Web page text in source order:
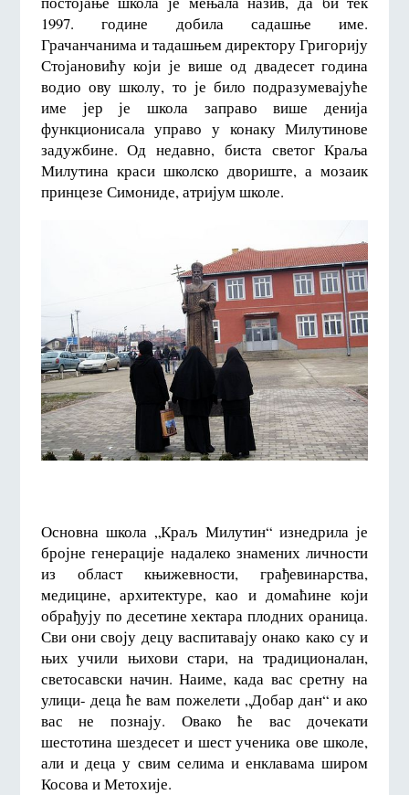
1997. године добила садашње име.
Грачанчанима и тадашњем директору Григорију
Стојановићу који је више од двадесет година
водио ову школу, то је било подразумевајуће
име јер је школа заправо више денија
функционисала управо у конаку Милутинове
задужбине. Од недавно, биста светог Краља
Милутина краси школско двориште, а мозаик
принцезе Симониде, атријум школе.
Основна школа „Краљ Милутин“ изнедрила је
бројне генерације надалеко знамених личности
из област књижевности, грађевинарства,
медицине, архитектуре, као и домаћине који
обрађују по десетине хектара плодних ораница.
Сви они своју децу васпитавају онако како су и
њих учили њихови стари, на традиционалан,
светосавски начин. Наиме, када вас сретну на
улици- деца ће вам пожелети „Добар дан“ и ако
вас не познају. Овако ће вас дочекати
шестотина шездесет и шест ученика ове школе,
али и деца у свим селима и енклавама широм
Косова и Метохије.